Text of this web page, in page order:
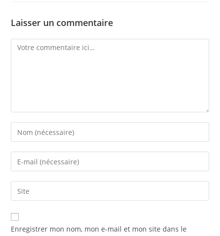
Laisser un commentaire
Enregistrer mon nom, mon e-mail et mon site dans le